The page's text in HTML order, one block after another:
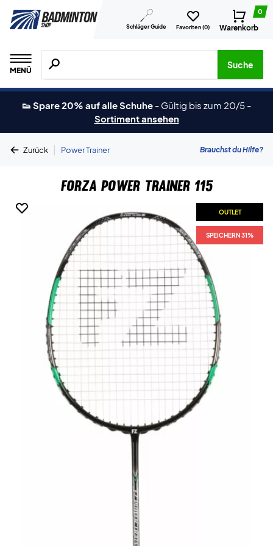
Schläger Guide Favoriten (0)
0
Warenkorb
MENÜ
Suche nach Produkten, Marken usw.
Suche
👟 Spare 20% auf alle Schuhe - Gültig bis zum 20/5 -
Sortiment ansehen
Zurück | Power Trainer Brauchst du Hilfe?
Forza Power Trainer 115
OUTLET
SPEICHERN 31%